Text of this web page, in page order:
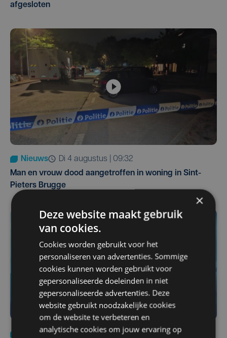
afgesloten
Nieuws
di 4 augustus | 09:32
Man en vrouw dood aangetroffen in woning in Sint-
Pieters Brugge
Nieuws do 6 augustus | 21:30
×
Deze website maakt gebruik
van cookies.
Cookies worden gebruikt voor het
personaliseren van advertenties. Sommige
cookies kunnen worden gebruikt voor
gepersonaliseerde doeleinden in niet
gepersonaliseerde advertenties. Deze
website gebruikt noodzakelijke cookies
om de website te verbeteren en
analytische cookies om jouw ervaring op